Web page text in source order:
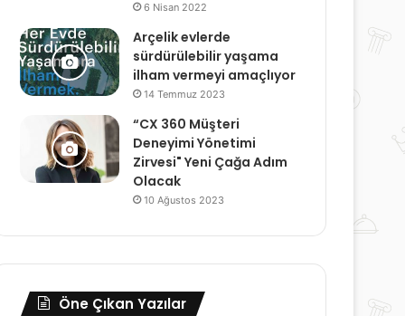
6 Nisan 2022
Arçelik evlerde
sürdürülebilir yaşama
ilham vermeyi amaçlıyor
14 Temmuz 2023
“CX 360 Müşteri
Deneyimi Yönetimi
Zirvesi" Yeni Çağa Adım
Olacak
10 Ağustos 2023
Öne Çıkan Yazılar